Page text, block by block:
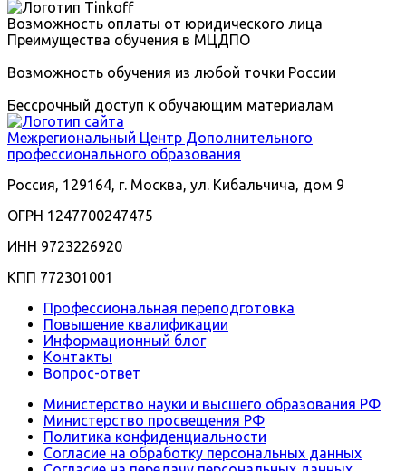
Возможность оплаты от юридического лица
Преимущества обучения в МЦДПО
Возможность обучения из любой точки России
Бессрочный доступ к обучающим материалам
Межрегиональный Центр Дополнительного
профессионального образования
Россия, 129164, г. Москва, ул. Кибальчича, дом 9
ОГРН 1247700247475
ИНН 9723226920
КПП 772301001
Профессиональная переподготовка
Повышение квалификации
Информационный блог
Контакты
Вопрос-ответ
Министерство науки и высшего образования РФ
Министерство просвещения РФ
Политика конфиденциальности
Согласие на обработку персональных данных